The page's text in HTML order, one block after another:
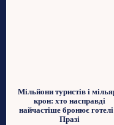
Мільйони туристів і
крон: хто насправді
найчастіше бронює
Празі